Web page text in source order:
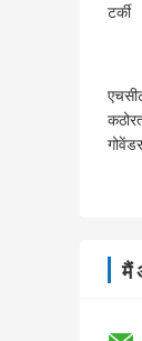
टर्की
मैं